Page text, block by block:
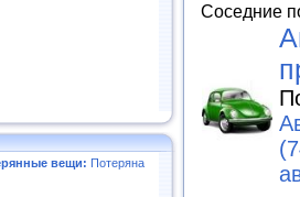
вещи: Потеряна
Соседние